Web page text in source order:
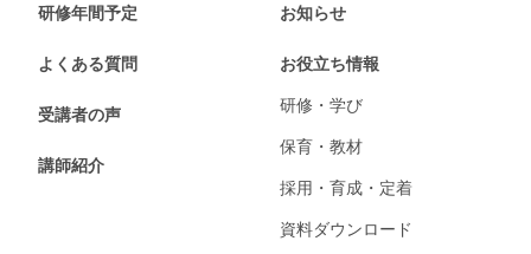
研修年間予定
よくある質問
受講者の声
講師紹介
お知らせ
お役立ち情報
研修・学び
保育・教材
採用・育成・定着
資料ダウンロード